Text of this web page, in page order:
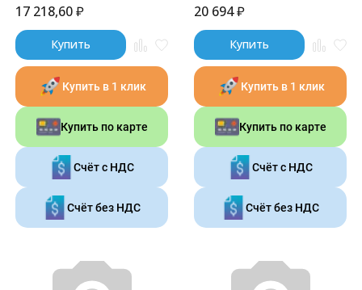
пневмоприводом AT63D, NK-
17 218,60₽
Купить
Купить в 1 клик
Купить по карте
Счёт с НДС
Счёт без НДС
220V (С-03), NK-
20 694₽
Купить
Купить в 1 клик
Купить по карте
Счёт с НДС
Счёт без НДС